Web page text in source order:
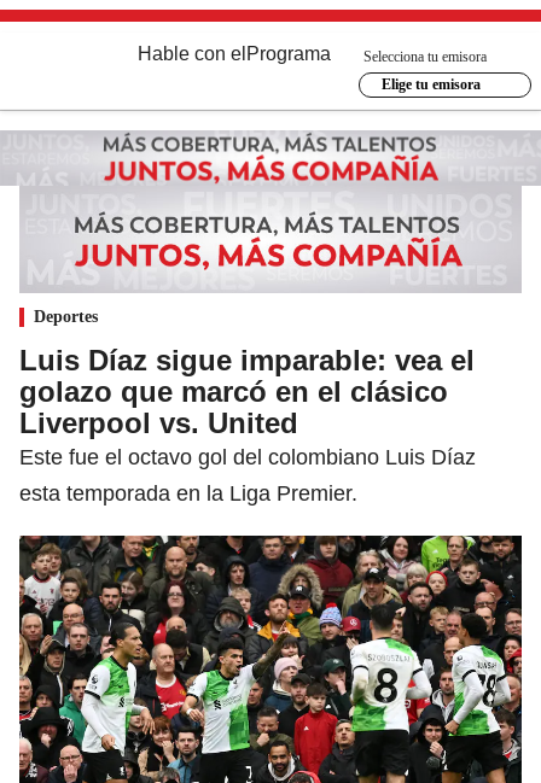
Hable con el Programa
Selecciona tu emisora
Elige tu emisora
Deportes
Luis Díaz sigue imparable: vea el
golazo que marcó en el clásico
Liverpool vs. United
Este fue el octavo gol del colombiano Luis Díaz
esta temporada en la Liga Premier.